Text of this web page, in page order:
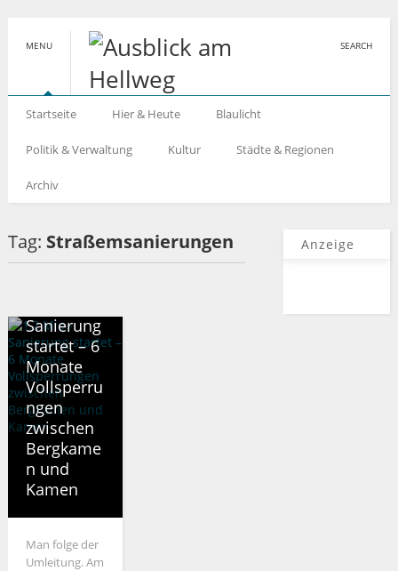
MENU SEARCH
Startseite Hier & Heute Blaulicht
Politik & Verwaltung Kultur Städte & Regionen
Archiv
Tag: Straßemsanierungen
*BITTE
Sanierung
startet – 6
Monate
Vollsperru
ngen
zwischen
Bergkame
n und
Kamen
Man folge der
Umleitung. Am
Anzeige